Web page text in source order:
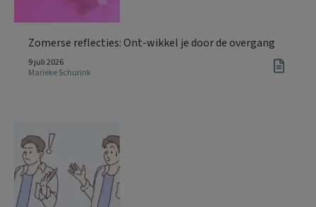
Zomerse reflecties: Ont-wikkel je door de overgang
9 juli 2026
Marieke Schurink